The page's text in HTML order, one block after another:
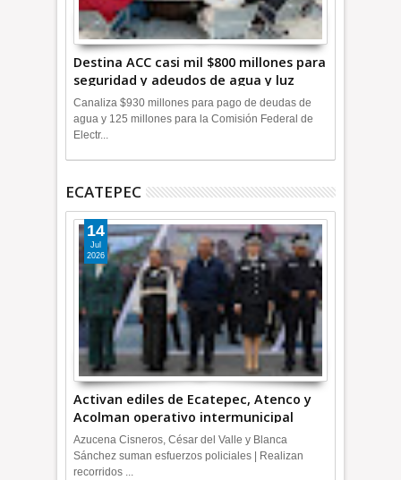
Destina ACC casi mil $800 millones para
seguridad y adeudos de agua y luz
+Video
Canaliza $930 millones para pago de deudas de
agua y 125 millones para la Comisión Federal de
Electr...
ECATEPEC
Activan ediles de Ecatepec, Atenco y
Acolman operativo intermunicipal
14
Jul
2026
Azucena Cisneros, César del Valle y Blanca
Sánchez suman esfuerzos policiales | Realizan
recorridos ...